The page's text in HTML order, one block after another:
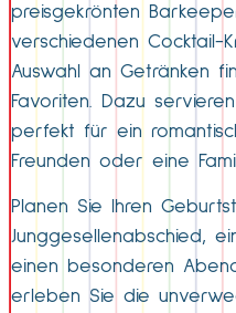
preisgekrönten
verschiedenen Cocktail-
Auswahl an Getränken
Favoriten. Dazu
perfekt für ein
Freunden oder eine
Planen Sie Ihren
Junggesellenabschied,
einen besonderen
erleben Sie die